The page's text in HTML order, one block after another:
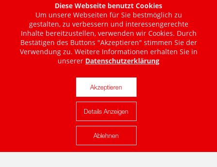
Karte anzeigen
Diese Webseite benutzt Cookies
Um unsere Webseiten für Sie bestmöglich zu
gestalten, zu verbessern und interessengerechte
Inhalte bereitzustellen, verwenden wir Cookies. Durch
Bestätigen des Buttons "Akzeptieren" stimmen Sie der
Verwendung zu. Weitere Informationen erhalten Sie in
unserer Datenschutzerklärung
Akzeptieren
Details Anzeigen
Ablehnen